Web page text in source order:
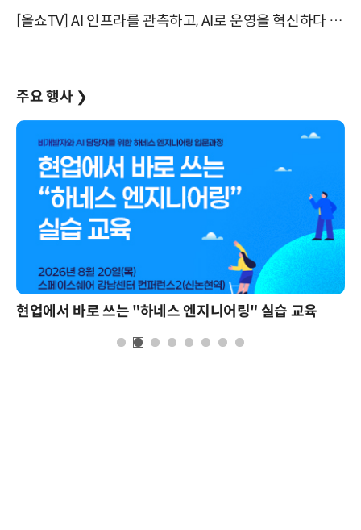
[올쇼TV] AI 인프라를 관측하고, AI로 운영을 혁신하다 (8월 11일 생방송)
주요 행사 ❯
현업에서 바로 쓰는 "하네스 엔지니어링" 실습 교육